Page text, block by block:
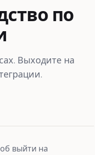
по
Выходите на
выйти на